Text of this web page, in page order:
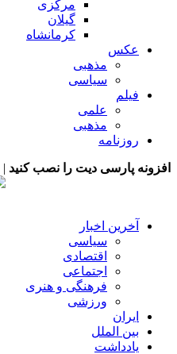
مرکزی
گیلان
کرمانشاه
عکس
مذهبی
سیاسی
فیلم
علمی
مذهبی
روزنامه
افزونه پارسی دیت را نصب کنید |
آخرین اخبار
سیاسی
اقتصادی
اجتماعی
فرهنگی و هنری
ورزشی
ایران
بین الملل
یادداشت